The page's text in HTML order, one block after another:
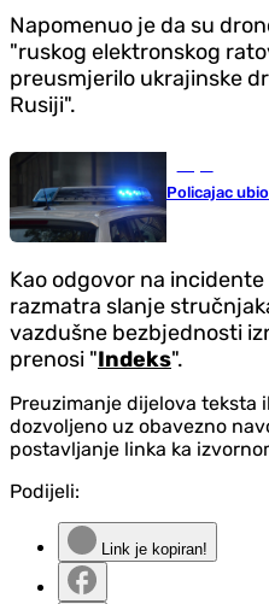
Napomenuo je da su
"ruskog elektronskog
preusmjerilo ukrajinske
Rusiji".
Policajac
Kao odgovor na
razmatra slanje
vazdušne bezbjednosti
prenosi "Indeks".
Preuzimanje dijelova teksta
dozvoljeno uz obavezno
postavljanje linka ka
Podijeli:
Link je kopiran!